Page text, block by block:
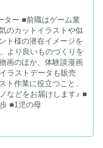
ター ■前職はゲーム業
のカットイラストや似
ト様の潜在イメージを
より良いものづくりを
画のほか、体験談漫画
ラストデータも販売
ト作業に役立つこと、
などをお届けします♪ ■
■1児の母